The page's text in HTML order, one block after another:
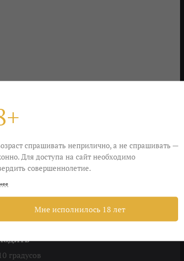
и атлеты — только от снаряда.
мятный сорбет, пастила и
градусов
спрашивать неприлично, а не спрашивать —
Для доступа на сайт необходимо
совершеннолетие.
Мне исполнилось 18 лет